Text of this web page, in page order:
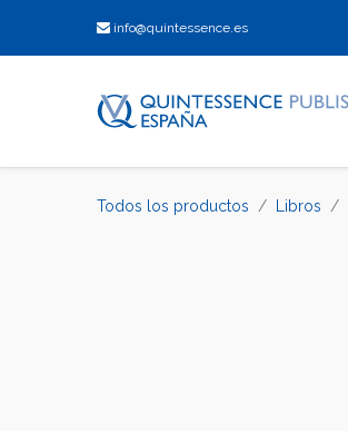
info@quintessence.es
Todos los productos Libros